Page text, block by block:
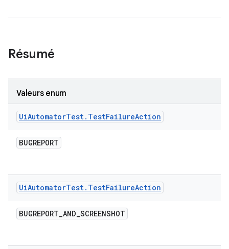
Résumé
Valeurs enum
UiAutomatorTest. TestFailureAction
BUGREPORT
UiAutomatorTest. TestFailureAction
BUGREPORT_AND_SCREENSHOT